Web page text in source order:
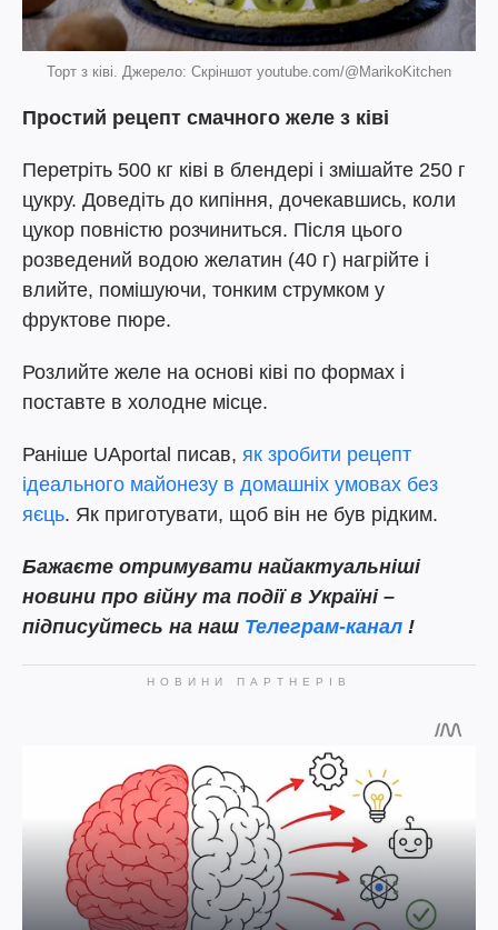
Торт з ківі. Джерело: Скріншот youtube.com/@MarikoKitchen
Простий рецепт смачного желе з ківі
Перетріть 500 кг ківі в блендері і змішайте 250 г
цукру. Доведіть до кипіння, дочекавшись, коли
цукор повністю розчиниться. Після цього
розведений водою желатин (40 г) нагрійте і
влийте, помішуючи, тонким струмком у
фруктове пюре.
Розлийте желе на основі ківі по формах і
поставте в холодне місце.
Раніше UAportal писав, як зробити рецепт
ідеального майонезу в домашніх умовах без
яєць. Як приготувати, щоб він не був рідким.
Бажаєте отримувати найактуальніші
новини про війну та події в Україні –
підписуйтесь на наш Телеграм-канал !